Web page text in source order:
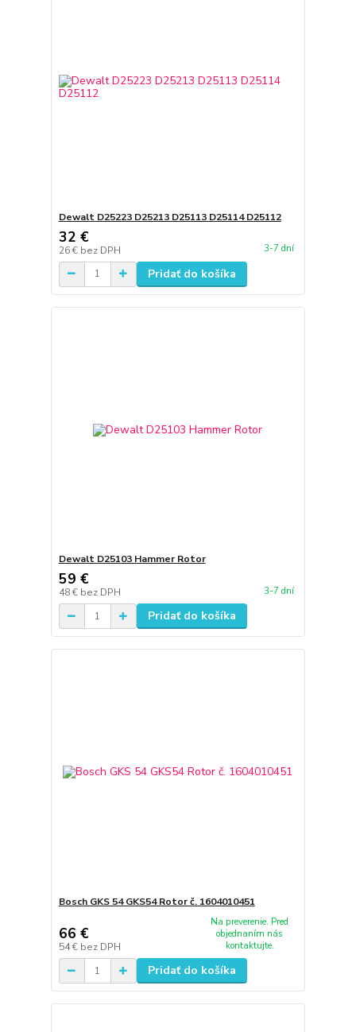
Dewalt D25223 D25213 D25113 D25114 D25112
32 €
26 € bez DPH 3-7 dní
Pridať do košíka
Dewalt D25103 Hammer Rotor
59 €
48 € bez DPH 3-7 dní
Pridať do košíka
Bosch GKS 54 GKS54 Rotor č. 1604010451
66 €
54 € bez DPH
Na preverenie. Pred
objednaním nás
kontaktujte.
Pridať do košíka